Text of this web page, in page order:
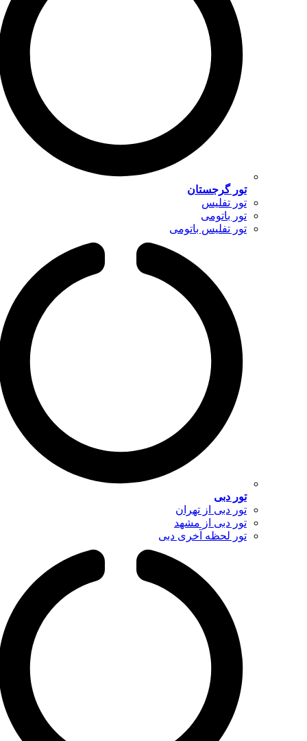
تور گرجستان
تور تفلیس
تور باتومی
تور تفلیس باتومی
تور دبی
تور دبی از تهران
تور دبی از مشهد
تور لحظه آخری دبی